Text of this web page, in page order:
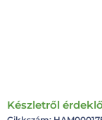
Készletről